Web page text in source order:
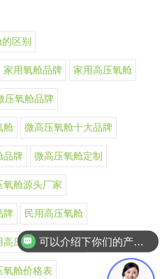
区别
家用氧舱品牌 家用高压氧舱
压氧舱品牌
舱 微高压氧舱十大品牌
品牌 微高压氧舱定制
氧舱源头厂家
牌 民用高压氧舱
高压氧舱上市公司
氧舱价格表
可以介绍下你们的产品么